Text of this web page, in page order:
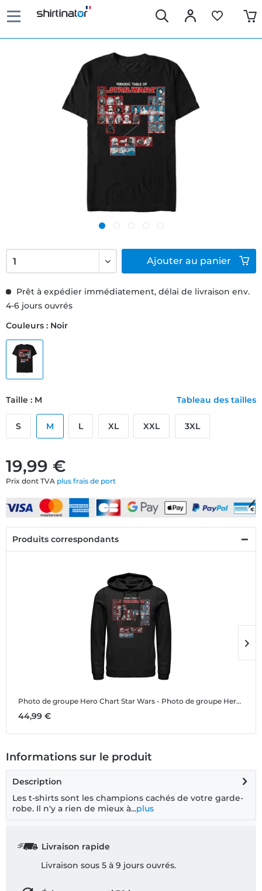
19,99 €
Prix dont TVA plus frais de port
Prêt à expédier immédiatement, délai de livraison env.
4-6 jours ouvrés
Couleurs : Noir
Taille : M Tableau des tailles
S M L XL XXL 3XL
Ajouter au panier
Produits correspondants
Photo de groupe Hero Chart Star Wars - Photo de groupe Hero Chart - Unisex Sweat à capuche
44,99 €
Informations sur le produit
Description
Les t-shirts sont les champions cachés de votre garde-
robe. Il n'y a rien de mieux à...plus
Livraison rapide
Livraison sous 5 à 9 jours ouvrés.